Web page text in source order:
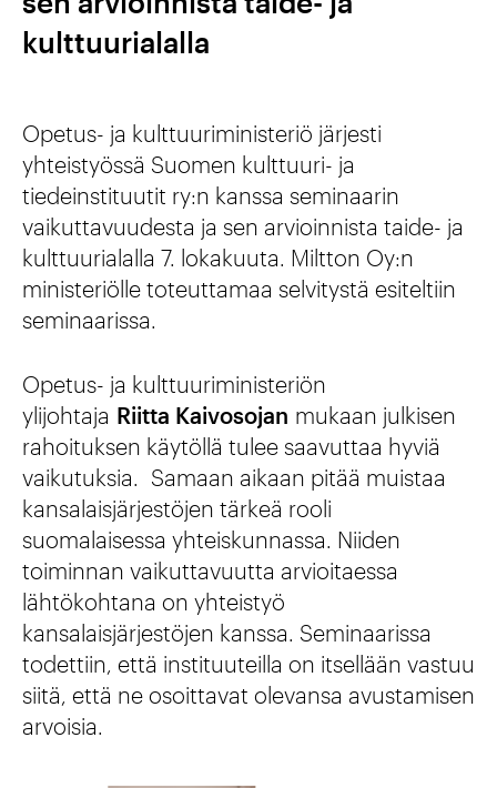
kulttuurialalla
Opetus- ja kulttuuriministeriö järjesti
yhteistyössä Suomen kulttuuri- ja
tiedeinstituutit ry:n kanssa seminaarin
vaikuttavuudesta ja sen arvioinnista taide- ja
kulttuurialalla 7. lokakuuta. Miltton Oy:n
ministeriölle toteuttamaa selvitystä esiteltiin
seminaarissa.
Opetus- ja kulttuuriministeriön
ylijohtaja Riitta Kaivosojan mukaan julkisen
rahoituksen käytöllä tulee saavuttaa hyviä
vaikutuksia. Samaan aikaan pitää muistaa
kansalaisjärjestöjen tärkeä rooli
suomalaisessa yhteiskunnassa. Niiden
toiminnan vaikuttavuutta arvioitaessa
lähtökohtana on yhteistyö
kansalaisjärjestöjen kanssa. Seminaarissa
todettiin, että instituuteilla on itsellään vastuu
siitä, että ne osoittavat olevansa avustamisen
arvoisia.